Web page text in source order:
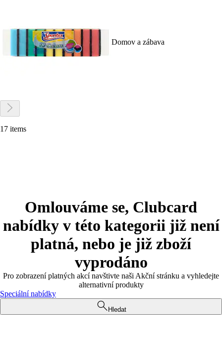
Domov a zábava
17 items
Omlouváme se, Clubcard
nabídky v této kategorii již není
platná, nebo je již zboží
vyprodáno
Pro zobrazení platných akcí navštivte naši Akční stránku a vyhledejte
alternativní produkty
Speciální nabídky
Hledat